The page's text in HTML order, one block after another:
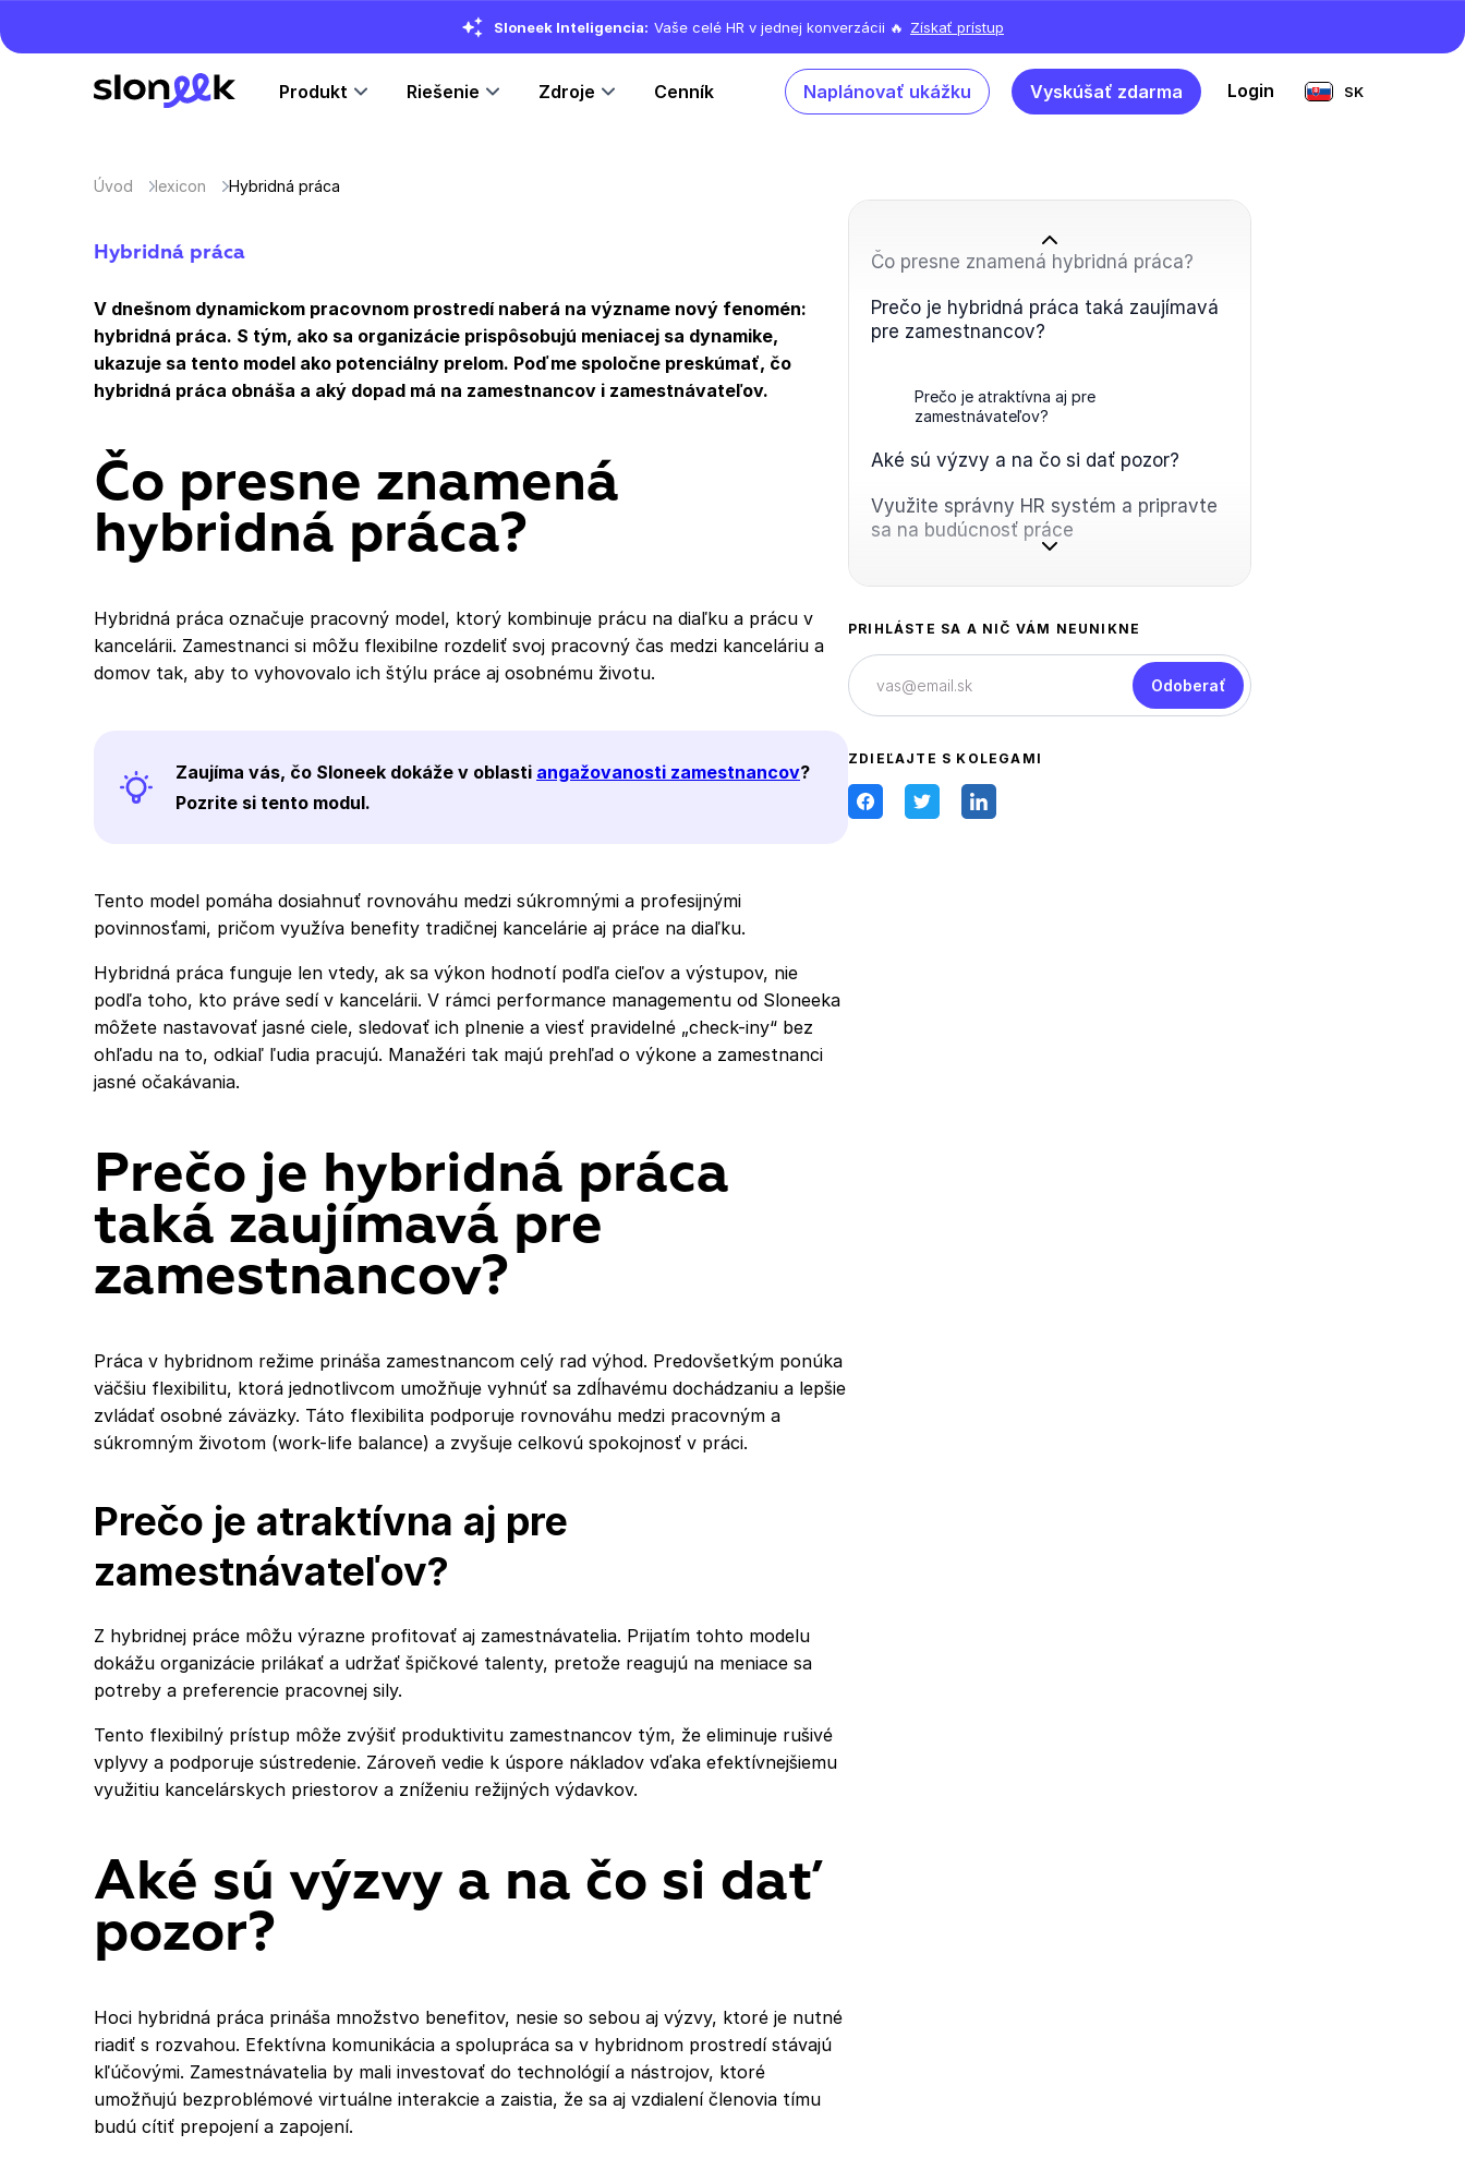
Sloneek Inteligencia: Vaše celé HR v jednej konverzácii 🔥 Získať prístup
Produkt Riešenie Zdroje Cenník Naplánovať ukážku Vyskúšať zdarma Login SK
Úvod lexicon Hybridná práca
Hybridná práca
V dnešnom dynamickom pracovnom prostredí naberá na význame nový fenomén:
hybridná práca. S tým, ako sa organizácie prispôsobujú meniacej sa dynamike,
ukazuje sa tento model ako potenciálny prelom. Poďme spoločne preskúmať, čo
hybridná práca obnáša a aký dopad má na zamestnancov i zamestnávateľov.
Čo presne znamená
hybridná práca?
Hybridná práca označuje pracovný model, ktorý kombinuje prácu na diaľku a prácu v
kancelárii. Zamestnanci si môžu flexibilne rozdeliť svoj pracovný čas medzi kanceláriu a
domov tak, aby to vyhovovalo ich štýlu práce aj osobnému životu.
Zaujíma vás, čo Sloneek dokáže v oblasti angažovanosti zamestnancov?
Pozrite si tento modul.
Tento model pomáha dosiahnuť rovnováhu medzi súkromnými a profesijnými
povinnosťami, pričom využíva benefity tradičnej kancelárie aj práce na diaľku.
Hybridná práca funguje len vtedy, ak sa výkon hodnotí podľa cieľov a výstupov, nie
podľa toho, kto práve sedí v kancelárii. V rámci performance managementu od Sloneeka
môžete nastavovať jasné ciele, sledovať ich plnenie a viesť pravidelné „check-iny“ bez
ohľadu na to, odkiaľ ľudia pracujú. Manažéri tak majú prehľad o výkone a zamestnanci
jasné očakávania.
Prečo je hybridná práca
taká zaujímavá pre
zamestnancov?
Práca v hybridnom režime prináša zamestnancom celý rad výhod. Predovšetkým ponúka
väčšiu flexibilitu, ktorá jednotlivcom umožňuje vyhnúť sa zdĺhavému dochádzaniu a lepšie
zvládať osobné záväzky. Táto flexibilita podporuje rovnováhu medzi pracovným a
súkromným životom (work-life balance) a zvyšuje celkovú spokojnosť v práci.
Prečo je atraktívna aj pre
zamestnávateľov?
Z hybridnej práce môžu výrazne profitovať aj zamestnávatelia. Prijatím tohto modelu
dokážu organizácie prilákať a udržať špičkové talenty, pretože reagujú na meniace sa
potreby a preferencie pracovnej sily.
Tento flexibilný prístup môže zvýšiť produktivitu zamestnancov tým, že eliminuje rušivé
vplyvy a podporuje sústredenie. Zároveň vedie k úspore nákladov vďaka efektívnejšiemu
využitiu kancelárskych priestorov a zníženiu režijných výdavkov.
Aké sú výzvy a na čo si dať
pozor?
Hoci hybridná práca prináša množstvo benefitov, nesie so sebou aj výzvy, ktoré je nutné
riadiť s rozvahou. Efektívna komunikácia a spolupráca sa v hybridnom prostredí stávajú
kľúčovými. Zamestnávatelia by mali investovať do technológií a nástrojov, ktoré
umožňujú bezproblémové virtuálne interakcie a zaistia, že sa aj vzdialení členovia tímu
budú cítiť prepojení a zapojení.
Čo presne znamená hybridná práca?
Prečo je hybridná práca taká zaujímavá
pre zamestnancov?
Prečo je atraktívna aj pre
zamestnávateľov?
Aké sú výzvy a na čo si dať pozor?
Využite správny HR systém a pripravte
sa na budúcnosť práce
PRIHLÁSTE SA A NIČ VÁM NEUNIKNE
Odoberať
ZDIEĽAJTE S KOLEGAMI